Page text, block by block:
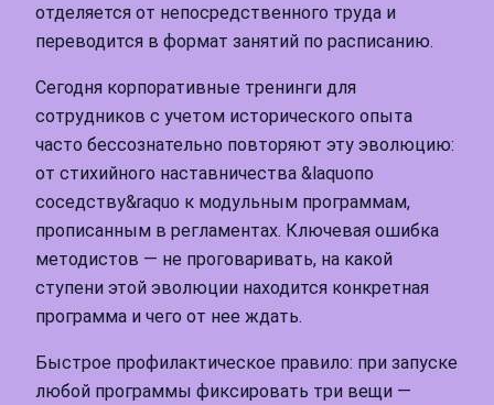
отделяется от непосредственного труда и
переводится в формат занятий по расписанию.
Сегодня корпоративные тренинги для
сотрудников с учетом исторического опыта
часто бессознательно повторяют эту эволюцию:
от стихийного наставничества &laquoпо
соседству&raquo к модульным программам,
прописанным в регламентах. Ключевая ошибка
методистов — не проговаривать, на какой
ступени этой эволюции находится конкретная
программа и чего от нее ждать.
Быстрое профилактическое правило: при запуске
любой программы фиксировать три вещи —